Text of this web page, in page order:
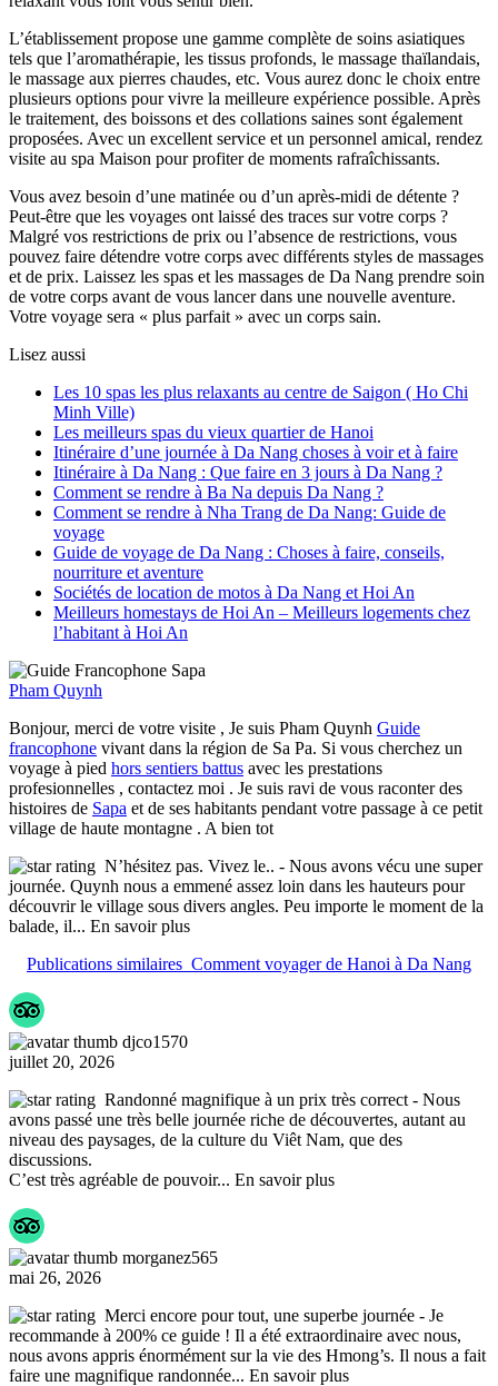
L’établissement propose une gamme complète de soins asiatiques
tels que l’aromathérapie, les tissus profonds, le massage thaïlandais,
le massage aux pierres chaudes, etc. Vous aurez donc le choix entre
plusieurs options pour vivre la meilleure expérience possible. Après
le traitement, des boissons et des collations saines sont également
proposées. Avec un excellent service et un personnel amical, rendez
visite au spa Maison pour profiter de moments rafraîchissants.
Vous avez besoin d’une matinée ou d’un après-midi de détente ?
Peut-être que les voyages ont laissé des traces sur votre corps ?
Malgré vos restrictions de prix ou l’absence de restrictions, vous
pouvez faire détendre votre corps avec différents styles de massages
et de prix. Laissez les spas et les massages de Da Nang prendre soin
de votre corps avant de vous lancer dans une nouvelle aventure.
Votre voyage sera « plus parfait » avec un corps sain.
Lisez aussi
Les 10 spas les plus relaxants au centre de Saigon ( Ho Chi
Minh Ville)
Les meilleurs spas du vieux quartier de Hanoi
Itinéraire d’une journée à Da Nang choses à voir et à faire
Itinéraire à Da Nang : Que faire en 3 jours à Da Nang ?
Comment se rendre à Ba Na depuis Da Nang ?
Comment se rendre à Nha Trang de Da Nang: Guide de
voyage
Guide de voyage de Da Nang : Choses à faire, conseils,
nourriture et aventure
Sociétés de location de motos à Da Nang et Hoi An
Meilleurs homestays de Hoi An – Meilleurs logements chez
l’habitant à Hoi An
Pham Quynh
Bonjour, merci de votre visite , Je suis Pham Quynh Guide
francophone vivant dans la région de Sa Pa. Si vous cherchez un
voyage à pied hors sentiers battus avec les prestations
profesionnelles , contactez moi . Je suis ravi de vous raconter des
histoires de Sapa et de ses habitants pendant votre passage à ce petit
village de haute montagne . A bien tot
N’hésitez pas. Vivez le.. - Nous avons vécu une super
journée. Quynh nous a emmené assez loin dans les hauteurs pour
découvrir le village sous divers angles. Peu importe le moment de la
balade, il... En savoir plus
Publications similaires Comment voyager de Hanoi à Da Nang
djco1570
juillet 20, 2026
Randonné magnifique à un prix très correct - Nous
avons passé une très belle journée riche de découvertes, autant au
niveau des paysages, de la culture du Viêt Nam, que des
discussions.
C’est très agréable de pouvoir... En savoir plus
morganez565
mai 26, 2026
Merci encore pour tout, une superbe journée - Je
recommande à 200% ce guide ! Il a été extraordinaire avec nous,
nous avons appris énormément sur la vie des Hmong’s. Il nous a fait
faire une magnifique randonnée... En savoir plus